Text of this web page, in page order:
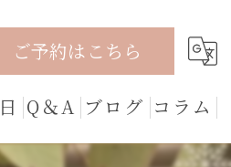
ご予約はこちら
Q＆A ブログ コラム